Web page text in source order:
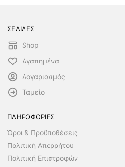
ΣΕΛΙΔΕΣ
Shop
Αγαπημένα
Λογαριασμός
Ταμείο
ΠΛΗΡΟΦΟΡΙΕΣ
Όροι & Προϋποθέσεις
Πολιτική Απορρήτου
Πολιτική Επιστροφών